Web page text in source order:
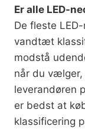
Er alle LED-
De fleste
vandtæt
modstå
når du
leverandøren
er bedst at
klassificering